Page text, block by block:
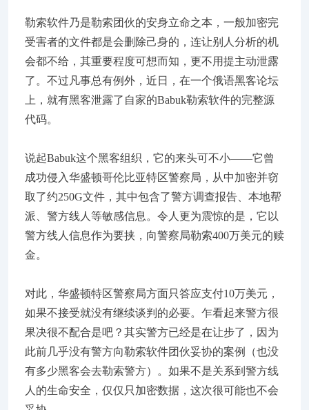
勒索软件乃是勒索团伙的安身立命之本，一般加密完
受害者的文件都是会删除己身的，连让别人分析的机
会都不给，其重要程度可想而知，更不用提主动泄露
了。不过凡事总有例外，近日，在一个俄语黑客论坛
上，就有黑客泄露了自家的Babuk勒索软件的完整源
代码。
说起Babuk这个黑客组织，它的来头可不小——它曾
成功侵入华盛顿哥伦比亚特区警察局，从中加密并窃
取了约250G文件，其中包含了警方调查报告、本地帮
派、警方线人等敏感信息。令人更为震惊的是，它以
警方线人信息作为要挟，向警察局勒索400万美元的赎
金。
对此，华盛顿特区警察局方面只答应支付10万美元，
如果不接受就没有继续谈判的必要。乍看起来警方很
果决很不配合是吧？其实警方已经是在让步了，因为
此前几乎没有警方向勒索软件团伙妥协的案例（也没
有多少黑客会去勒索警方）。如果不是关系到警方线
人的生命安全，仅仅只加密数据，这次很可能也不会